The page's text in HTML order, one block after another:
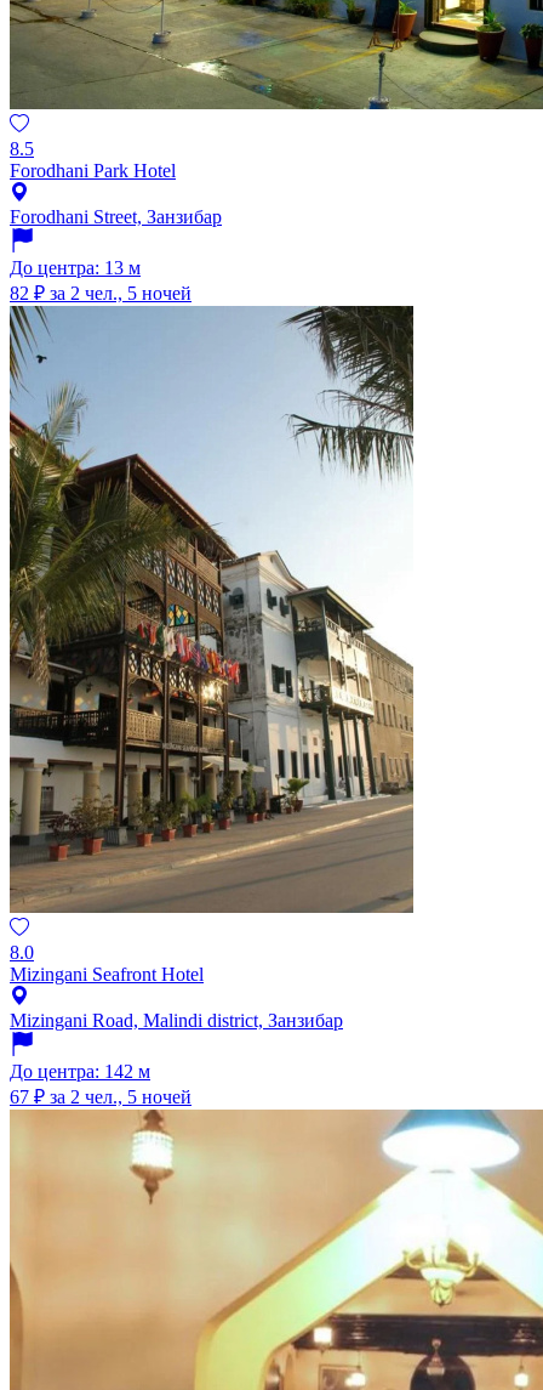
8.5
Forodhani Park Hotel
Forodhani Street, Занзибар
До центра: 13 м
82 ₽ за 2 чел., 5 ночей
8.0
Mizingani Seafront Hotel
Mizingani Road, Malindi district, Занзибар
До центра: 142 м
67 ₽ за 2 чел., 5 ночей